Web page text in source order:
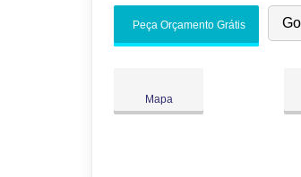
Sex:
Peça Orçamento Grátis
Mapa